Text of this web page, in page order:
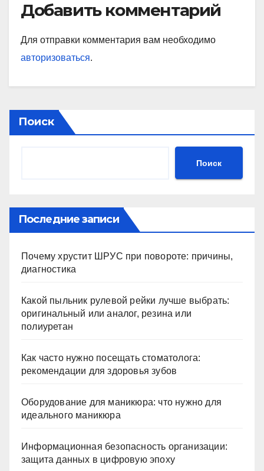
Добавить комментарий
Для отправки комментария вам необходимо
авторизоваться.
Поиск
Поиск
Последние записи
Почему хрустит ШРУС при повороте: причины,
диагностика
Какой пыльник рулевой рейки лучше выбрать:
оригинальный или аналог, резина или
полиуретан
Как часто нужно посещать стоматолога:
рекомендации для здоровья зубов
Оборудование для маникюра: что нужно для
идеального маникюра
Информационная безопасность организации:
защита данных в цифровую эпоху